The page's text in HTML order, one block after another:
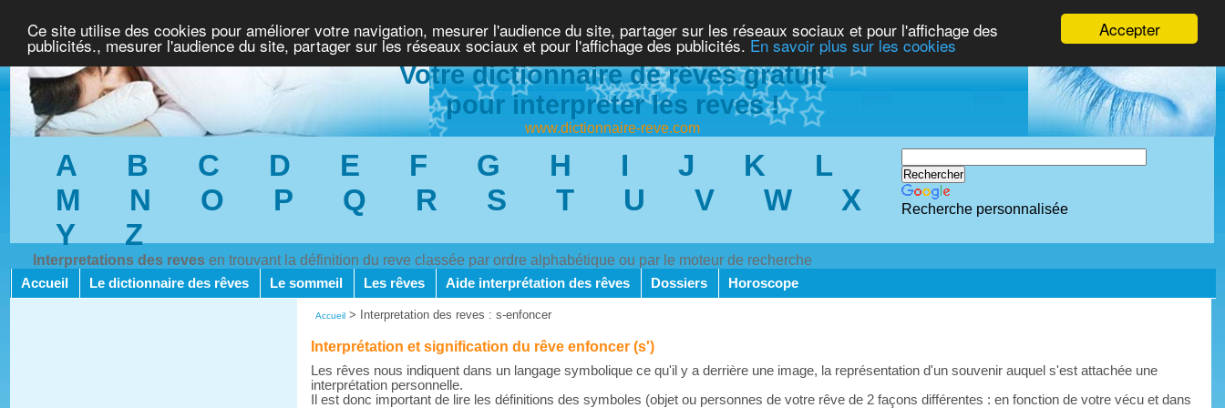
Accepter
Ce site utilise des cookies pour améliorer votre navigation, mesurer l'audience du site, partager sur les réseaux sociaux et pour l'affichage des
publicités., mesurer l'audience du site, partager sur les réseaux sociaux et pour l'affichage des publicités. En savoir plus sur les cookies
Votre dictionnaire de rêves gratuit
pour interpreter les reves !
www.dictionnaire-reve.com
A B C D E F G H I J K
L
M
N O P Q R S T U V W
X
Y
Z
Interpretations des reves en trouvant la définition du reve classée par ordre alphabétique ou par le moteur de recherche
Recherche personnalisée
Accueil Le dictionnaire des rêves Le sommeil Les rêves Aide interprétation des rêves Dossiers Horoscope
Accueil > Interpretation des reves : s-enfoncer
Interprétation et signification du rêve enfoncer (s')
Les rêves nous indiquent dans un langage symbolique ce qu'il y a derrière une image, la représentation d'un souvenir auquel s'est attachée une
interprétation personnelle.
Il est donc important de lire les définitions des symboles (objet ou personnes de votre rêve de 2 façons différentes : en fonction de votre vécu et dans